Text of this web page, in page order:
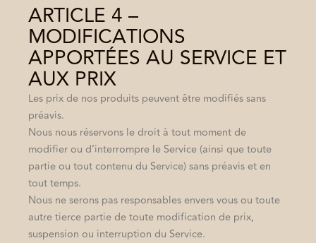
ARTICLE 4 –
MODIFICATIONS
APPORTÉES AU SERVICE ET
AUX PRIX
Les prix de nos produits peuvent être modifiés sans
préavis.
Nous nous réservons le droit à tout moment de
modifier ou d’interrompre le Service (ainsi que toute
partie ou tout contenu du Service) sans préavis et en
tout temps.
Nous ne serons pas responsables envers vous ou toute
autre tierce partie de toute modification de prix,
suspension ou interruption du Service.